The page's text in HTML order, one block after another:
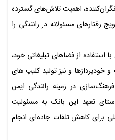
اهمیت تلاش‌های گسترده
رفتارهای مسئولانه در رانندگی را
استفاده از فضاهای تبلیغاتی خود،
خودپردازها و نیز تولید کلیپ های
در زمینه رانندگی ایمن
تعهد این بانک به مسئولیت
برای کاهش تلفات جاده‌ای انجام